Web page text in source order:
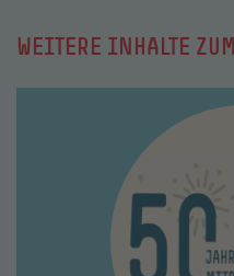
WEITERE INHALTE